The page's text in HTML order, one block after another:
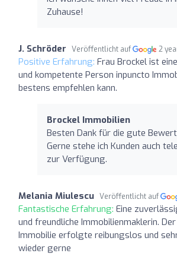
Zuhause!
J. Schröder Veröffentlicht auf 2
Positive Erfahrung: Frau Brockel ist
und kompetente Person inpuncto
bestens empfehlen kann.
Brockel Immobilien
Besten Dank für die gute
Gerne stehe ich Kunden auch
zur Verfügung.
Melania Miulescu Veröffentlicht auf
Fantastische Erfahrung: Eine
und freundliche Immobilienmaklerin.
Immobilie erfolgte reibungslos und
wieder gerne